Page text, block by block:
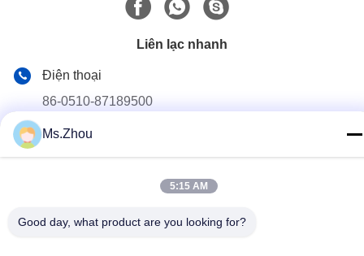
Liên lạc nhanh
Điện thoại
86-0510-87189500
E-mail
yxhjc@yxhjc.com
Ms.Zhou
5:15 AM
Good day, what product are you looking for?